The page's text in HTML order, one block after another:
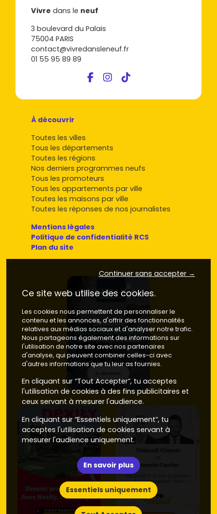
Vivre dans le neuf
3 boulevard du Palais
75004 PARIS
contact@vivredansleneuf.fr
01 55 95 89 89
À découvrir
Toutes les villes
Tous les départements
Toutes les régions
Nos derniers programmes neufs
Tous les promoteurs
Tous les appartements par ville
Toutes les maisons par ville
Toutes les réponses de nos journalistes
Mentions légales
Politique de confidentialité RCS
Plan du site
Continuer sans accepter →
Ce site web utilise des cookies.
Les cookies nous permettent de personnaliser le
contenu et les annonces, d'offrir des fonctionnalités
relatives aux médias sociaux et d'analyser notre trafic.
Nous partageons également des informations sur
l'utilisation de notre site avec nos partenaires
d'analyse, qui peuvent combiner celles-ci avec
d'autres informations que tu leur as fournies.
En cliquant sur “Tout Accepter”, tu acceptes
l'utilisation de cookies à des fins publicitaires et
ceux servant à mesurer l'audience.
En cliquant sur “Essentiels uniquement”, tu
acceptes l'utilisation de cookies servant à
mesurer l'audience uniquement.
En savoir plus
Essentiels uniquement